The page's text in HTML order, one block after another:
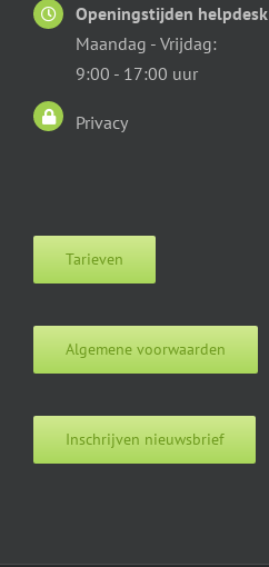
Openingstijden helpdesk
Maandag - Vrijdag:
9:00 - 17:00 uur
Privacy
Tarieven
Algemene voorwaarden
Inschrijven nieuwsbrief